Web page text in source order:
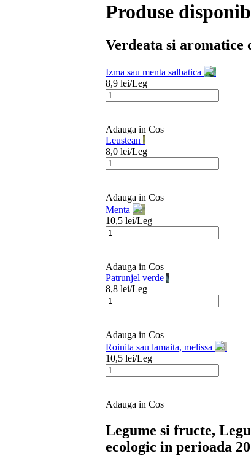
Produse
Verdeata si aromatice
Izma sau menta salbatica
8,9 lei/Leg
Adauga in Cos
Leustean
8,0 lei/Leg
Adauga in Cos
Menta
10,5 lei/Leg
Adauga in Cos
Patrunjel verde
8,8 lei/Leg
Adauga in Cos
Roinita sau lamaita, melissa
10,5 lei/Leg
Adauga in Cos
Legume si fructe,
ecologic in perioada